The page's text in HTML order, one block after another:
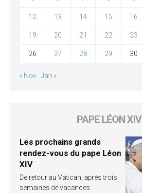
12 13 14 15 16
19 20 21 22 23
26 27 28 29 30
« Nov Jan »
PAPE LÉON XIV
Les prochains grands
rendez-vous du pape Léon
XIV
De retour au Vatican, après trois
semaines de vacances